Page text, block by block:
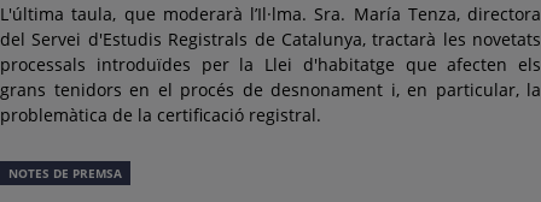
L'última taula, que moderarà l’Il·lma. Sra. María Tenza, directora
del Servei d'Estudis Registrals de Catalunya, tractarà les novetats
processals introduïdes per la Llei d'habitatge que afecten els
grans tenidors en el procés de desnonament i, en particular, la
problemàtica de la certificació registral.
NOTES DE PREMSA